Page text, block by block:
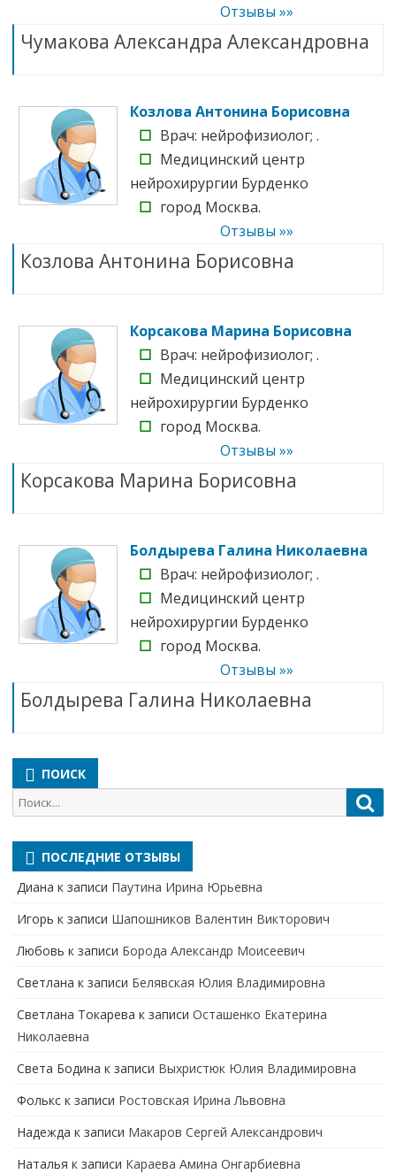
Отзывы »»
Чумакова Александра Александровна
Козлова Антонина Борисовна
☐ Врач: нейрофизиолог; .
☐ Медицинский центр
нейрохирургии Бурденко
☐ город Москва.
Отзывы »»
Козлова Антонина Борисовна
Корсакова Марина Борисовна
☐ Врач: нейрофизиолог; .
☐ Медицинский центр
нейрохирургии Бурденко
☐ город Москва.
Отзывы »»
Корсакова Марина Борисовна
Болдырева Галина Николаевна
☐ Врач: нейрофизиолог; .
☐ Медицинский центр
нейрохирургии Бурденко
☐ город Москва.
Отзывы »»
Болдырева Галина Николаевна
ПОИСК
Поиск
для:
ПОСЛЕДНИЕ ОТЗЫВЫ
Диана к записи Паутина Ирина Юрьевна
Игорь к записи Шапошников Валентин Викторович
Любовь к записи Борода Александр Моисеевич
Светлана к записи Белявская Юлия Владимировна
Cветлана Токарева к записи Осташенко Екатерина
Николаевна
Света Бодина к записи Выхристюк Юлия Владимировна
Фолькс к записи Ростовская Ирина Львовна
Надежда к записи Макаров Сергей Александрович
Наталья к записи Караева Амина Онгарбиевна